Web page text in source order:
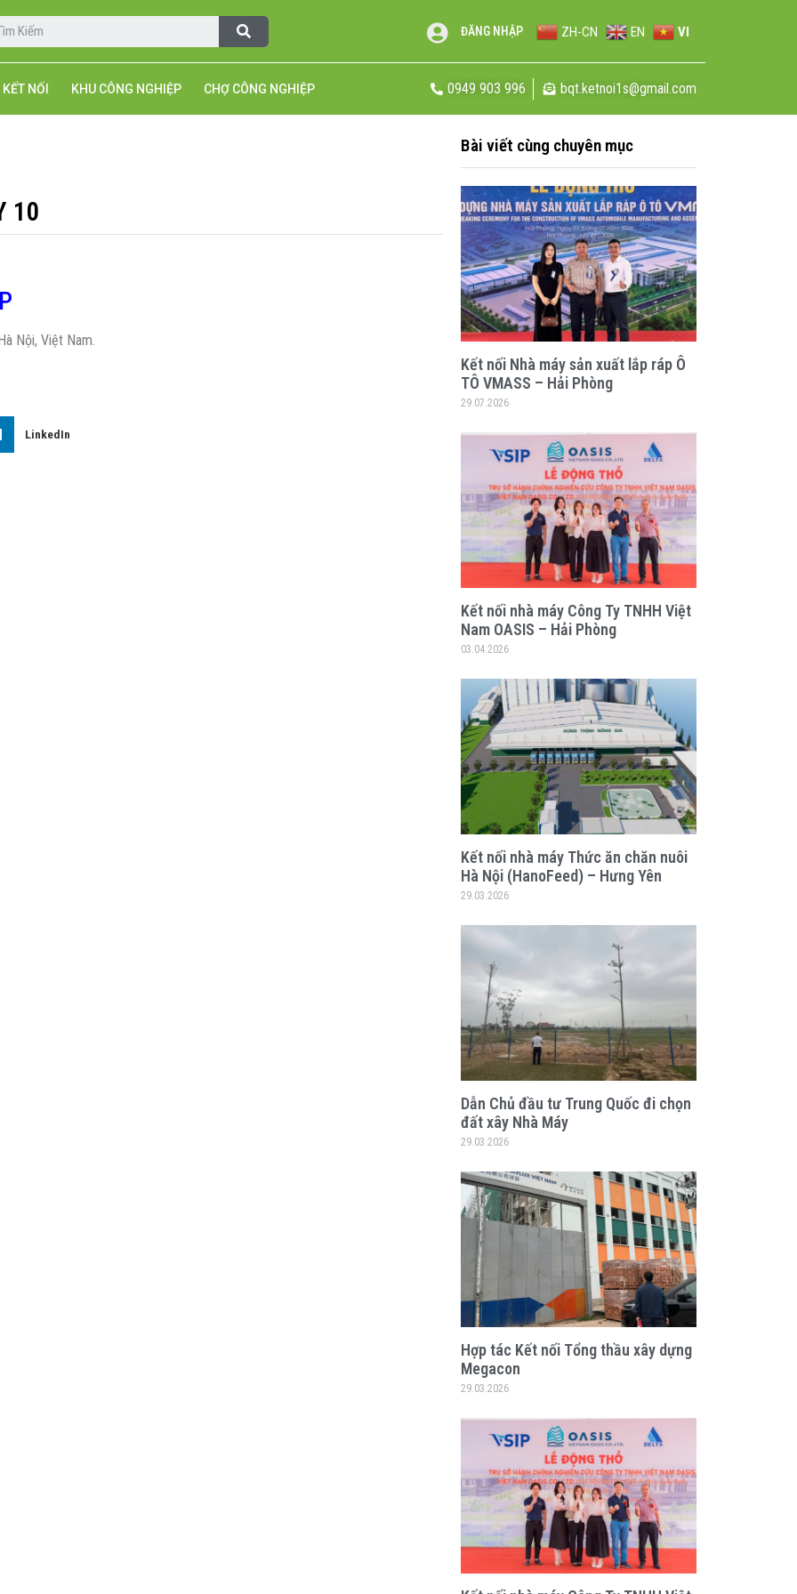
ĐĂNG NHẬP ZH-CN EN VI
KẾT NỐI KHU CÔNG NGHIỆP CHỢ CÔNG NGHIỆP 0949 903 996 bqt.ketnoi1s@gmail.com
10
Nội, Việt Nam.
LinkedIn
Bài viết cùng chuyên mục
Kết nối Nhà máy sản xuất lắp ráp Ô
TÔ VMASS – Hải Phòng
29.07.2026
Kết nối nhà máy Công Ty TNHH Việt
Nam OASIS – Hải Phòng
03.04.2026
Kết nối nhà máy Thức ăn chăn nuôi
Hà Nội (HanoFeed) – Hưng Yên
29.03.2026
Dẫn Chủ đầu tư Trung Quốc đi chọn
đất xây Nhà Máy
29.03.2026
Hợp tác Kết nối Tổng thầu xây dựng
Megacon
29.03.2026